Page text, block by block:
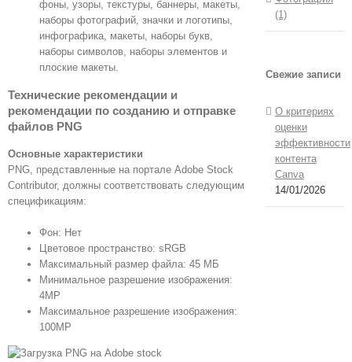
фоны, узоры, текстуры, баннеры, макеты,
наборы фотографий, значки и логотипы,
инфографика, макеты, наборы букв,
наборы символов, наборы элементов и
плоские макеты.
Технические рекомендации и
рекомендации по созданию и отправке
файлов PNG
Основные характеристики
PNG, представленные на портале Adobe Stock
Contributor, должны соответствовать следующим
спецификациям:
Фон: Нет
Цветовое пространство: sRGB
Максимальный размер файла: 45 МБ
Минимальное разрешение изображения:
4MP
Максимальное разрешение изображения:
100MP
(1)
Свежие записи
О критериях
оценки
эффективности
контента
Canva
14/01/2026